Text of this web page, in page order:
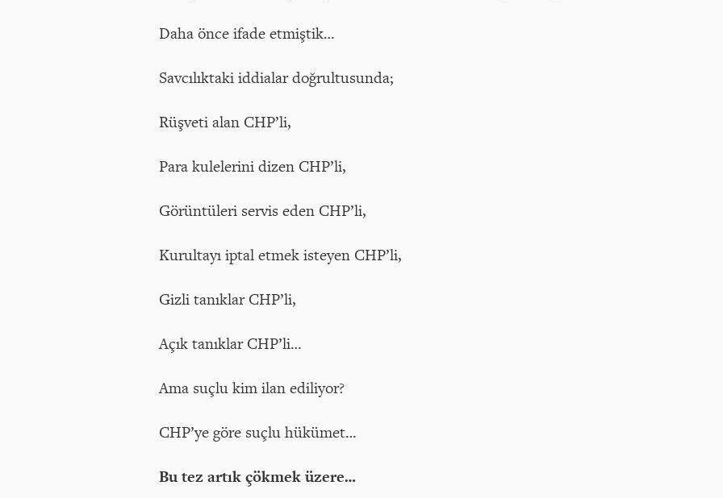
Daha önce ifade etmiştik…
Savcılıktaki iddialar doğrultusunda;
Rüşveti alan CHP’li,
Para kulelerini dizen CHP’li,
Görüntüleri servis eden CHP’li,
Kurultayı iptal etmek isteyen CHP’li,
Gizli tanıklar CHP’li,
Açık tanıklar CHP’li…
Ama suçlu kim ilan ediliyor?
CHP’ye göre suçlu hükümet…
Bu tez artık çökmek üzere…